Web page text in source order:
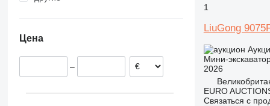
8050Польша
Франция
Цена
–
1
LiuGong
Мини-
2026
EURO
Связаться с